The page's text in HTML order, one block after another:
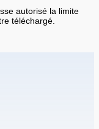
autorisé la limite
téléchargé.